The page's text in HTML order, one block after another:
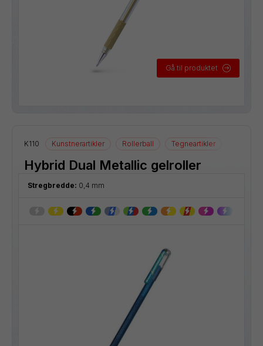
Gå til produktet
K110 Kunstnerartikler Rollerball Tegneartikler
Hybrid Dual Metallic gelroller
Stregbredde: 0,4 mm